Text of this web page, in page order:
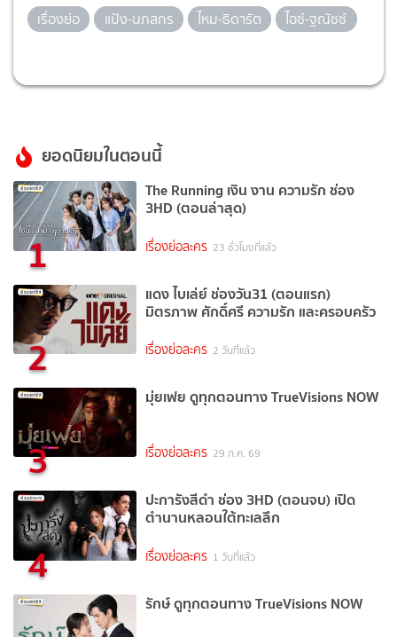
เรื่องย่อ
แป้ง-นภสกร ไหม-ธิดารัต ไอซ์-ฐณัชช์
ยอดนิยมในตอนนี้
1
The Running เงิน งาน ความรัก ช่อง
3HD (ตอนล่าสุด)
เรื่องย่อละคร 23 ชั่วโมงที่แล้ว
2
แดง ไบเล่ย์ ช่องวัน31 (ตอนแรก)
มิตรภาพ ศักดิ์ศรี ความรัก และครอบครัว
เรื่องย่อละคร 2 วันที่แล้ว
3
มุ่ยเฟย ดูทุกตอนทาง TrueVisions NOW
เรื่องย่อละคร 29 ก.ค. 69
4
ปะการังสีดำ ช่อง 3HD (ตอนจบ) เปิด
ตำนานหลอนใต้ทะเลลึก
เรื่องย่อละคร 1 วันที่แล้ว
รักษ์ ดูทุกตอนทาง TrueVisions NOW